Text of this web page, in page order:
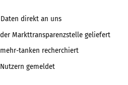
direkt an uns
Markttransparenzstelle geliefert
tanken recherchiert
gemeldet